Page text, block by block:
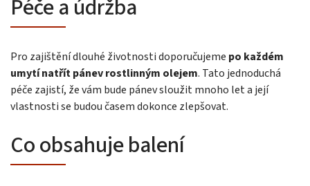
Péče a údržba
Pro zajištění dlouhé životnosti doporučujeme po každém
umytí natřít pánev rostlinným olejem. Tato jednoduchá
péče zajistí, že vám bude pánev sloužit mnoho let a její
vlastnosti se budou časem dokonce zlepšovat.
Co obsahuje balení